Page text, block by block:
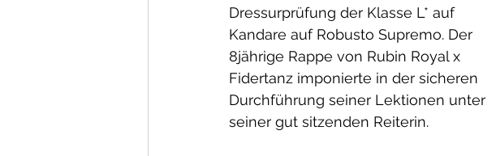
Dressurprüfung der Klasse L* auf
Kandare auf Robusto Supremo. Der
8jährige Rappe von Rubin Royal x
Fidertanz imponierte in der sicheren
Durchführung seiner Lektionen unter
seiner gut sitzenden Reiterin.